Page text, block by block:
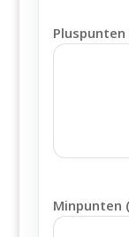
Minpunten